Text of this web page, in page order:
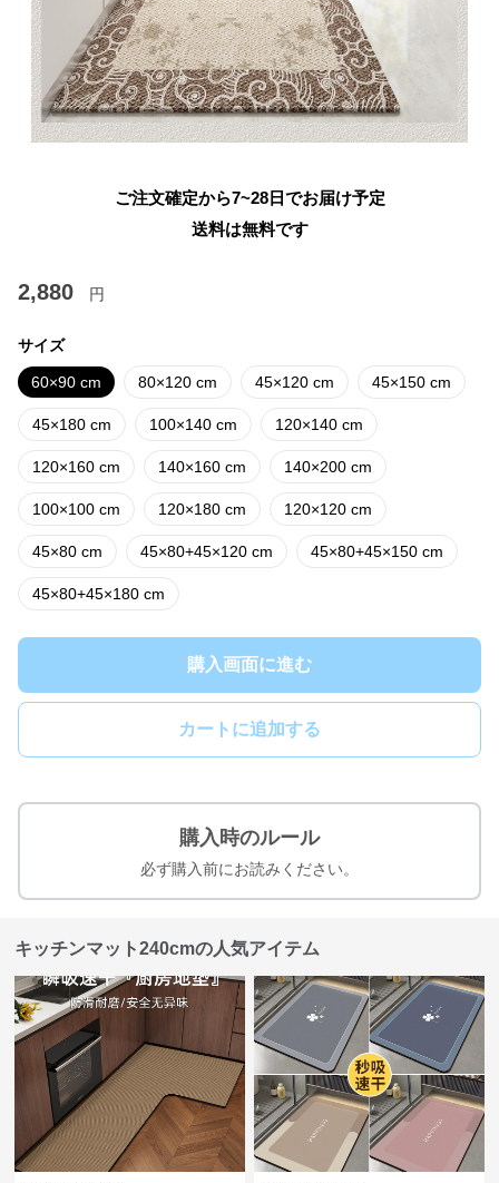
ご注文確定から7~28日でお届け予定
送料は無料です
2,880 円
サイズ
60×90 cm 80×120 cm 45×120 cm 45×150 cm
45×180 cm 100×140 cm 120×140 cm
120×160 cm 140×160 cm 140×200 cm
100×100 cm 120×180 cm 120×120 cm
45×80 cm 45×80+45×120 cm 45×80+45×150 cm
45×80+45×180 cm
購入画面に進む
カートに追加する
購入時のルール
必ず購入前にお読みください。
キッチンマット240cmの人気アイテム